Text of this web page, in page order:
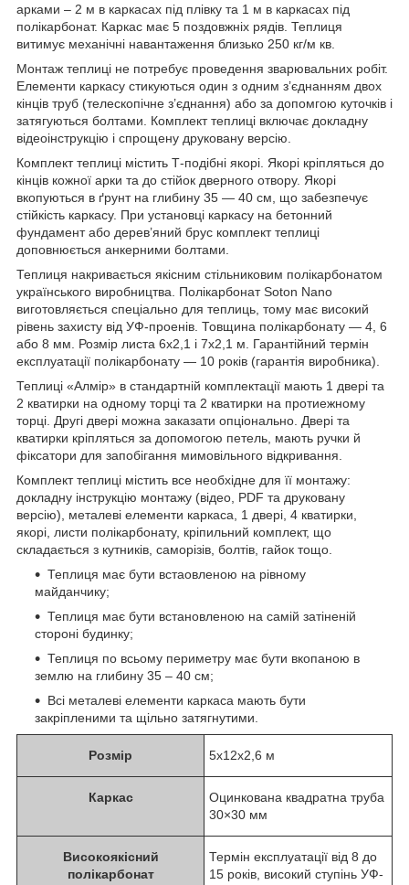
арками – 2 м в каркасах під плівку та 1 м в каркасах під
полікарбонат. Каркас має 5 поздовжніх рядів. Теплиця
витимує механічні навантаження близько 250 кг/м кв.
Монтаж теплиці не потребує проведення зварювальних робіт.
Елементи каркасу стикуються один з одним з’єднанням двох
кінців труб (телескопічне з’єднання) або за допомгою куточків і
затягуються болтами. Комплект теплиці включає докладну
відеоінструкцію і спрощену друковану версію.
Комплект теплиці містить Т-подібні якорі. Якорі кріпляться до
кінців кожної арки та до стійок дверного отвору. Якорі
вкопуються в ґрунт на глибину 35 — 40 см, що забезпечує
стійкість каркасу. При установці каркасу на бетонний
фундамент або дерев’яний брус комплект теплиці
доповнюється анкерними болтами.
Теплиця накривається якісним стільниковим полікарбонатом
українського виробництва. Полікарбонат Soton Nano
виготовляється спеціально для теплиць, тому має високий
рівень захисту від УФ-проенів. Товщина полікарбонату — 4, 6
або 8 мм. Розмір листа 6х2,1 і 7х2,1 м. Гарантійний термін
експлуатації полікарбонату — 10 років (гарантія виробника).
Теплиці «Алмір» в стандартній комплектації мають 1 двері та
2 кватирки на одному торці та 2 кватирки на протиежному
торці. Другі двері можна заказати опціонально. Двері та
кватирки кріпляться за допомогою петель, мають ручки й
фіксатори для запобігання мимовільного відкривання.
Комплект теплиці містить все необхідне для її монтажу:
докладну інструкцію монтажу (відео, PDF та друковану
версію), металеві елементи каркаса, 1 двері, 4 кватирки,
якорі, листи полікарбонату, кріпильний комплект, що
складається з кутників, саморізів, болтів, гайок тощо.
Теплиця має бути встаовленою на рівному
майданчику;
Теплиця має бути встановленою на самій затіненій
стороні будинку;
Теплиця по всьому периметру має бути вкопаною в
землю на глибину 35 – 40 см;
Всі металеві елементи каркаса мають бути
закріпленими та щільно затягнутими.
Розмір 5x12x2,6 м
Каркас
Оцинкована квадратна труба
30×30 мм
Високоякісний
полікарбонат
Термін експлуатації від 8 до
15 років, високий ступінь УФ-